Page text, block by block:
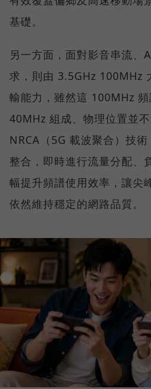
基礎。
另一方面，面對影音串流、
求，則由 3.5GHz 100MHz
輸能力，雖然這 100MHz
40MHz 組成、物理位置並
NRCA（5G 載波聚合）技
整合，即時進行流量分配、
幅提升頻譜使用效率，讓尖
依然維持穩定的網路品質。